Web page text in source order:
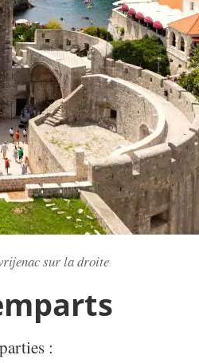
sur la droite
: